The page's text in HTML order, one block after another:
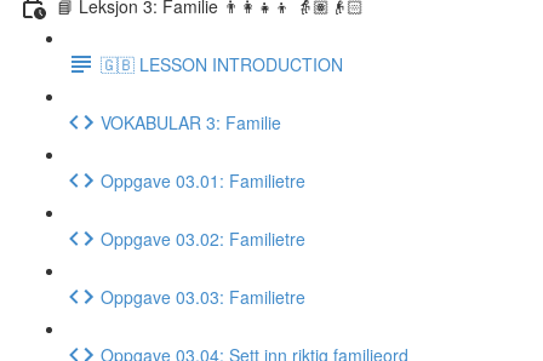
📘 Leksjon 3: Familie 👨‍👩‍👧‍👦 👵🏽👴🏻
🇬🇧 LESSON INTRODUCTION
VOKABULAR 3: Familie
Oppgave 03.01: Familietre
Oppgave 03.02: Familietre
Oppgave 03.03: Familietre
Oppgave 03.04: Sett inn riktig familieord